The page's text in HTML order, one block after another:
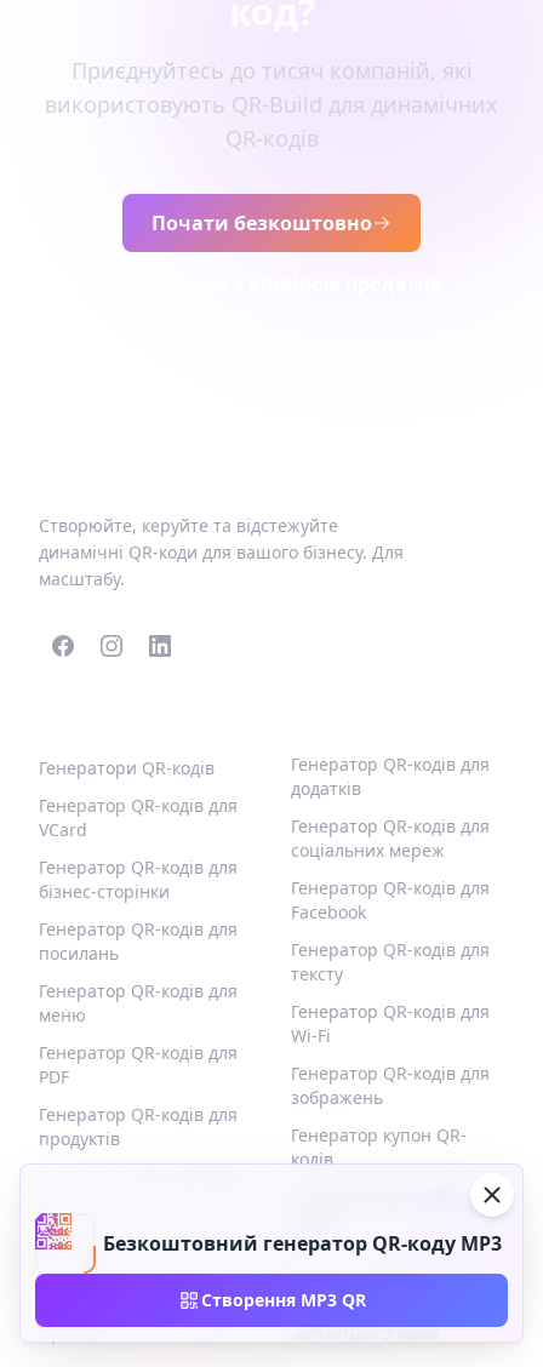
Безкоштовний генератор QR-коду MP3
Створення MP3 QR
Приєднуйтесь до тисяч компаній, які
використовують QR-Build для динамічних
QR-кодів
Почати безкоштовно
Створюйте, керуйте та відстежуйте
динамічні QR-коди для вашого бізнесу. Для
масштабу.
Генератори QR-кодів
Генератор QR-кодів для
VCard
Генератор QR-кодів для
бізнес-сторінки
Генератор QR-кодів для
посилань
Генератор QR-кодів для
меню
Генератор QR-кодів для
PDF
Генератор QR-кодів для
продуктів
Генератор QR-кодів для
додатків
Генератор QR-кодів для
соціальних мереж
Генератор QR-кодів для
Facebook
Генератор QR-кодів для
тексту
Генератор QR-кодів для
Wi-Fi
Генератор QR-кодів для
зображень
Генератор купон QR-
кодів
Генератор QR-кодів для
Про нас
Зв'яжіться з нами